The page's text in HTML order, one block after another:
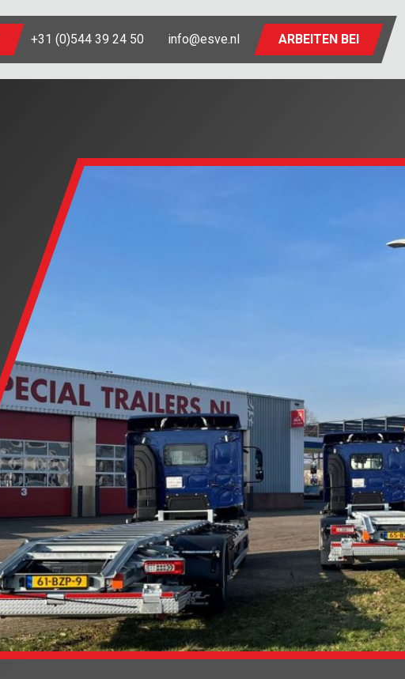
+31 (0)544 39 24 50 info@esve.nl ARBEITEN BEI